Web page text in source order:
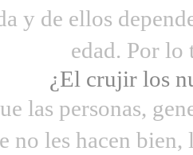
y de ellos
edad. Por lo
¿El crujir los
las personas,
no les hacen